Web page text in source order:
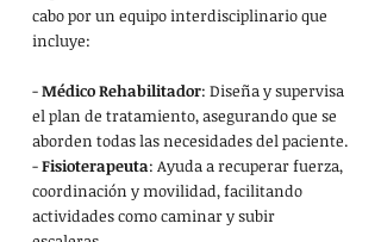
cabo por un equipo interdisciplinario que
incluye:
- Médico Rehabilitador: Diseña y supervisa
el plan de tratamiento, asegurando que se
aborden todas las necesidades del paciente.
- Fisioterapeuta: Ayuda a recuperar fuerza,
coordinación y movilidad, facilitando
actividades como caminar y subir